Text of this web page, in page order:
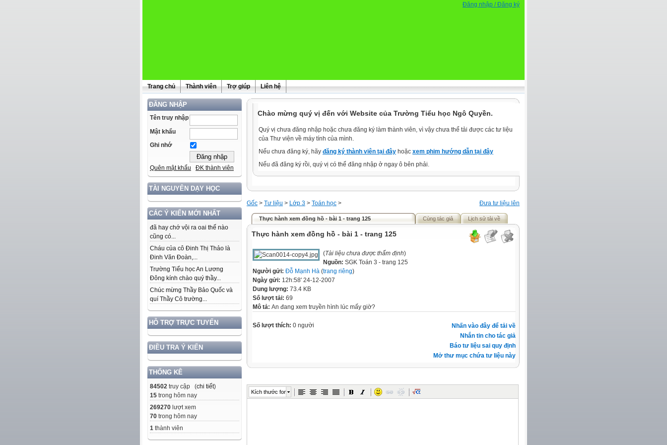
Đăng nhập / Đăng ký
Trang chủ Thành viên Trợ giúp Liên hệ
ĐĂNG NHẬP
Tên truy nhập
Mật khẩu
Ghi nhớ
Quên mật khẩu ĐK thành viên
TÀI NGUYÊN DẠY HỌC
CÁC Ý KIẾN MỚI NHẤT
đã hay chớ vội ra oai thế nào
cũng có...
Cháu của cô Đinh Thị Thảo là
Đinh Văn Đoàn,...
Trường Tiểu học An Lương
Đông kính chào quý thầy...
Chúc mừng Thầy Bảo Quốc và
quí Thầy Cô trường...
HỖ TRỢ TRỰC TUYẾN
ĐIỀU TRA Ý KIẾN
THỐNG KÊ
84502 truy cập (chi tiết)
15 trong hôm nay
269270 lượt xem
70 trong hôm nay
1 thành viên
Chào mừng quý vị đến với Website của Trường Tiểu học Ngô Quyền.
Quý vị chưa đăng nhập hoặc chưa đăng ký làm thành viên, vì vậy chưa thể tải được các tư liệu
của Thư viện về máy tính của mình.
Nếu chưa đăng ký, hãy đăng ký thành viên tại đây hoặc xem phim hướng dẫn tại đây
Nếu đã đăng ký rồi, quý vị có thể đăng nhập ở ngay ô bên phải.
Đưa tư liệu lên
Gốc > Tư liệu > Lớp 3 > Toán học >
Thực hành xem đồng hồ - bài 1 - trang 125 Cùng tác giả Lịch sử tải về
Thực hành xem đồng hồ - bài 1 - trang 125
(Tài liệu chưa được thẩm định)
Nguồn: SGK Toán 3 - trang 125
Người gửi: Đỗ Mạnh Hà (trang riêng)
Ngày gửi: 12h:58' 24-12-2007
Dung lượng: 73.4 KB
Số lượt tải: 69
Mô tả: An đang xem truyền hình lúc mấy giờ?
Nhấn vào đây để tải về
Nhắn tin cho tác giả
Báo tư liệu sai quy định
Mở thư mục chứa tư liệu này
Số lượt thích: 0 người
Kích thước font